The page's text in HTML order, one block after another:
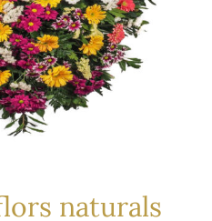
naturals